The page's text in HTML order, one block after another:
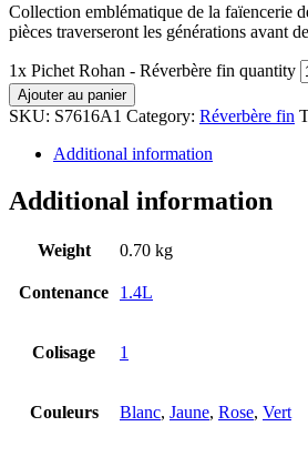
Collection emblématique de la faïencerie
pièces traverseront les générations avant
1x Pichet Rohan - Réverbère fin quantity
Ajouter au panier
SKU: S7616A1 Category: Réverbère fin
Additional information
Additional information
Weight 0.70 kg
Contenance 1.4L
Colisage 1
Couleurs Blanc, Jaune, Rose, Vert